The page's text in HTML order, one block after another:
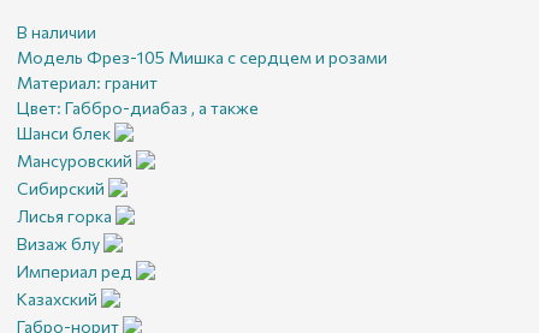
В наличии
Модель Фрез-105 Мишка с сердцем и розами
Материал: гранит
Цвет: Габбро-диабаз , а также
Шанси блек
Мансуровский
Сибирский
Лисья горка
Визаж блу
Империал ред
Казахский
Габро-норит